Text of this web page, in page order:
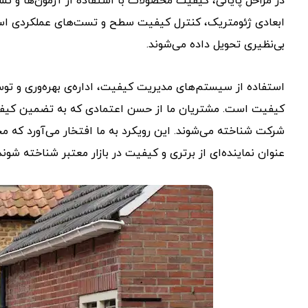
ابعادی ژئومتریک، کنترل کیفیت سطح و تست‌های
بی‌نظیری تحویل داده می‌شوند.
استفاده از سیستم‌های مدیریت کیفیت، اداره‌ی بهره‌وری و
کیفیت است. مشتریان ما از حسن اعتمادی که به تضمین
شرکت شناخته می‌شوند. این رویکرد به ما افتخار می‌آورد که
عنوان نماینده‌ای از برتری و کیفیت در بازار معتبر شناخته